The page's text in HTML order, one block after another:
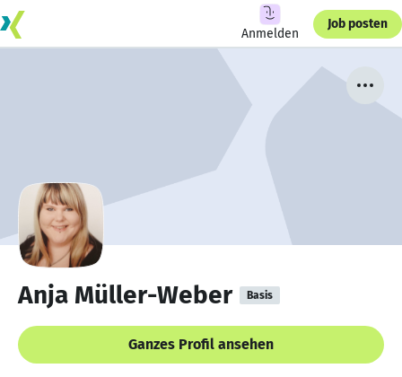
Anmelden
Job posten
Anja Müller-Weber Basis
Ganzes Profil ansehen